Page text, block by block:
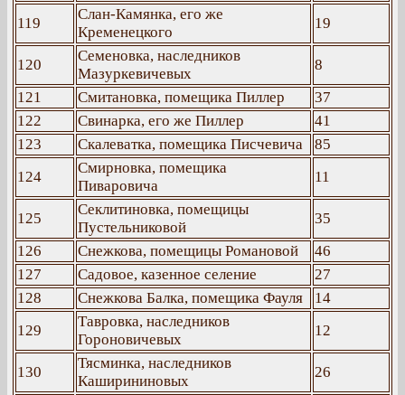
119
Слан-Камянка, его же
Кременецкого
19
120
Семеновка, наследников
Мазуркевичевых
8
121
Смитановка, помещика Пиллер
37
122
Свинарка, его же Пиллер
41
123
Скалеватка, помещика Писчевича
85
124
Смирновка, помещика
Пиваровича
11
125
Секлитиновка, помещицы
Пустельниковой
35
126
Снежкова, помещицы Романовой
46
127
Садовое, казенное селение
27
128
Снежкова Балка, помещика Фауля
14
129
Тавровка, наследников
Гороновичевых
12
130
Тясминка, наследников
Каширининовых
26